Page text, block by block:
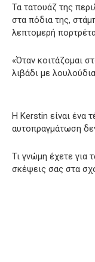
Τα τατουάζ της
στα πόδια της,
λεπτομερή
«Όταν κοιτάζομαι
λιβάδι με
Η Kerstin είναι ένα
αυτοπραγμάτωση
Τι γνώμη έχετε για
σκέψεις σας στα